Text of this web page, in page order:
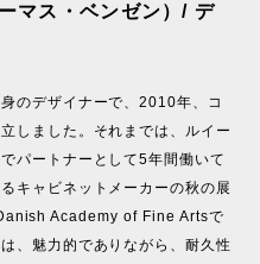
マス・ベンゼン）/ デ
のデザイナーで、2010年、コ
しました。それまでは、ルイー
パートナーとして5年間働いて
キャビネットメーカーの秋の展
Academy of Fine Artsで
、魅力的でありながら、耐久性